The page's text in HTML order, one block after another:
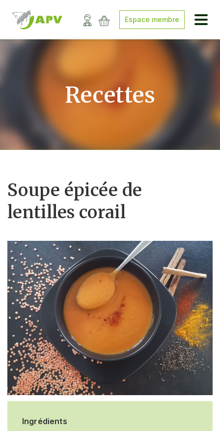
Espace membre
Recettes
Soupe épicée de
lentilles corail
Ingrédients